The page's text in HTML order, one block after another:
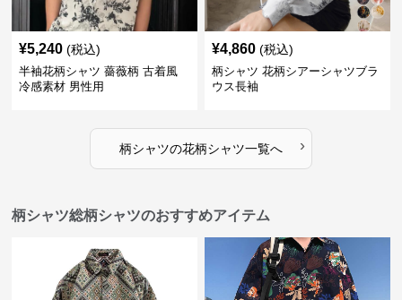
¥5,240 (税込)
半袖花柄シャツ 薔薇柄 古着風
冷感素材 男性用
¥4,860 (税込)
柄シャツ 花柄シアーシャツブラ
ウス長袖
柄シャツの花柄シャツ一覧へ ›
柄シャツ総柄シャツのおすすめアイテム